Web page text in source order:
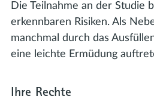
Die Teilnahme an der Studie
erkennbaren Risiken. Als
manchmal durch das
eine leichte Ermüdung
Ihre Rechte